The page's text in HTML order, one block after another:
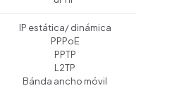
IP estática/ dinámica
PPPoE
PPTP
L2TP
Bánda ancho móvil